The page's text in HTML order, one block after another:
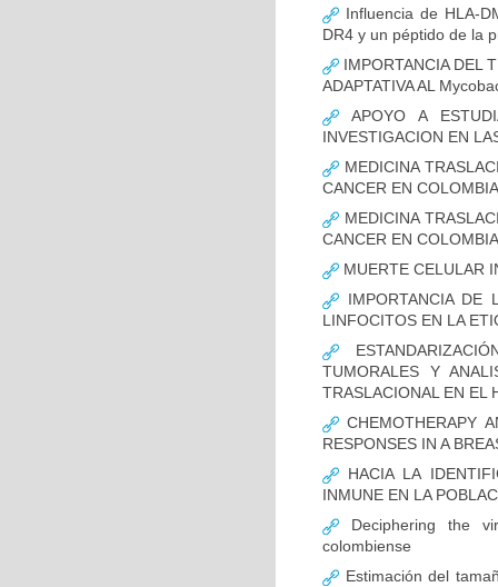
Influencia de HLA-
DR4 y un péptido de la
IMPORTANCIA DEL
ADAPTATIVA AL
APOYO A
INVESTIGACION EN
MEDICINA
CANCER EN COLOMBIA
MEDICINA
CANCER EN COLOMBIA
MUERTE CELULAR
IMPORTANCIA DE
LINFOCITOS EN LA
TUMORALES Y
TRASLACIONAL EN EL
CHEMOTHERAPY
RESPONSES IN A
HACIA LA
INMUNE EN LA
Deciphering the
colombiense
Estimación del